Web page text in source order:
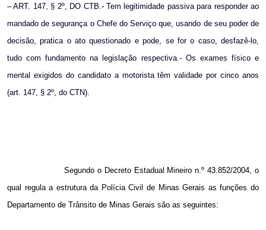
– ART. 147, § 2º, DO CTB.- Tem legitimidade passiva para responder ao
mandado de segurança o Chefe do Serviço que, usando de seu poder de
decisão, pratica o ato questionado e pode, se for o caso, desfazê-lo,
tudo com fundamento na legislação respectiva.- Os exames físico e
mental exigidos do candidato a motorista têm validade por cinco anos
(art. 147, § 2º, do CTN).
Segundo o Decreto Estadual Mineiro n.º 43.852/2004, o
qual regula a estrutura da Polícia Civil de Minas Gerais as funções do
Departamento de Trânsito de Minas Gerais são as seguintes: